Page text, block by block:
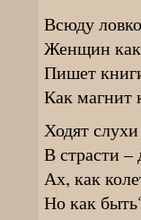
Всюду
Женщин как
Пишет
Как магнит
Ходят
В страсти
Ах, как
Но как